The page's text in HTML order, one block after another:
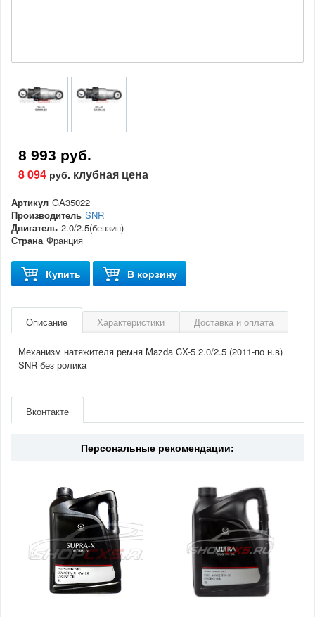
8 993 руб.
8 094 руб. клубная цена
Артикул GA35022
Производитель SNR
Двигатель 2.0/2.5(бензин)
Страна Франция
Купить В корзину
Описание Характеристики Доставка и оплата
Механизм натяжителя ремня Mazda CX-5 2.0/2.5 (2011-по н.в)
SNR без ролика
Двигатель 2.0/2.5(бензин)
Вконтакте
Персональные рекомендации: